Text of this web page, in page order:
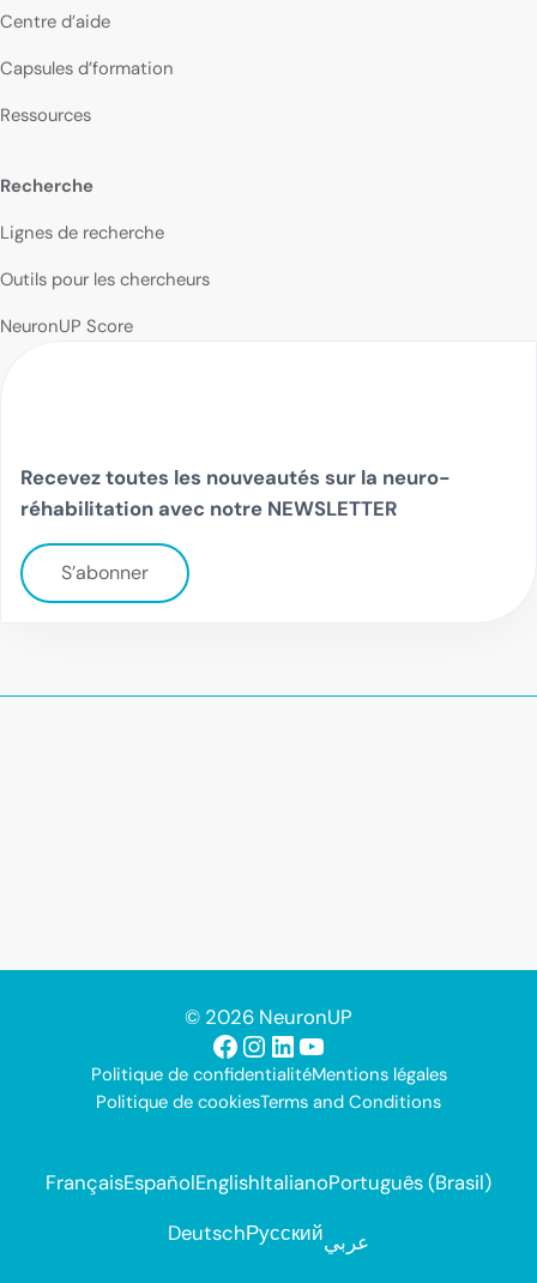
Centre d’aide
Capsules d’formation
Ressources
Recherche
Lignes de recherche
Outils pour les chercheurs
NeuronUP Score
Recevez toutes les nouveautés sur la neuro-
réhabilitation avec notre NEWSLETTER
S’abonner
© 2026 NeuronUP
Facebook
Instagram
LinkedIn
YouTube
Politique de confidentialitéMentions légales
Politique de cookiesTerms and Conditions
FrançaisEspañolEnglishItalianoPortuguês (Brasil)
DeutschРусскийعربي